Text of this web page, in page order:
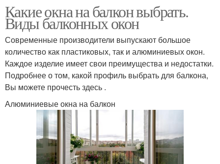
Какие окна на балкон выбрать.
Виды балконных окон
Современные производители выпускают большое
количество как пластиковых, так и алюминиевых окон.
Каждое изделие имеет свои преимущества и недостатки.
Подробнее о том, какой профиль выбрать для балкона,
Вы можете прочесть здесь .
Алюминиевые окна на балкон